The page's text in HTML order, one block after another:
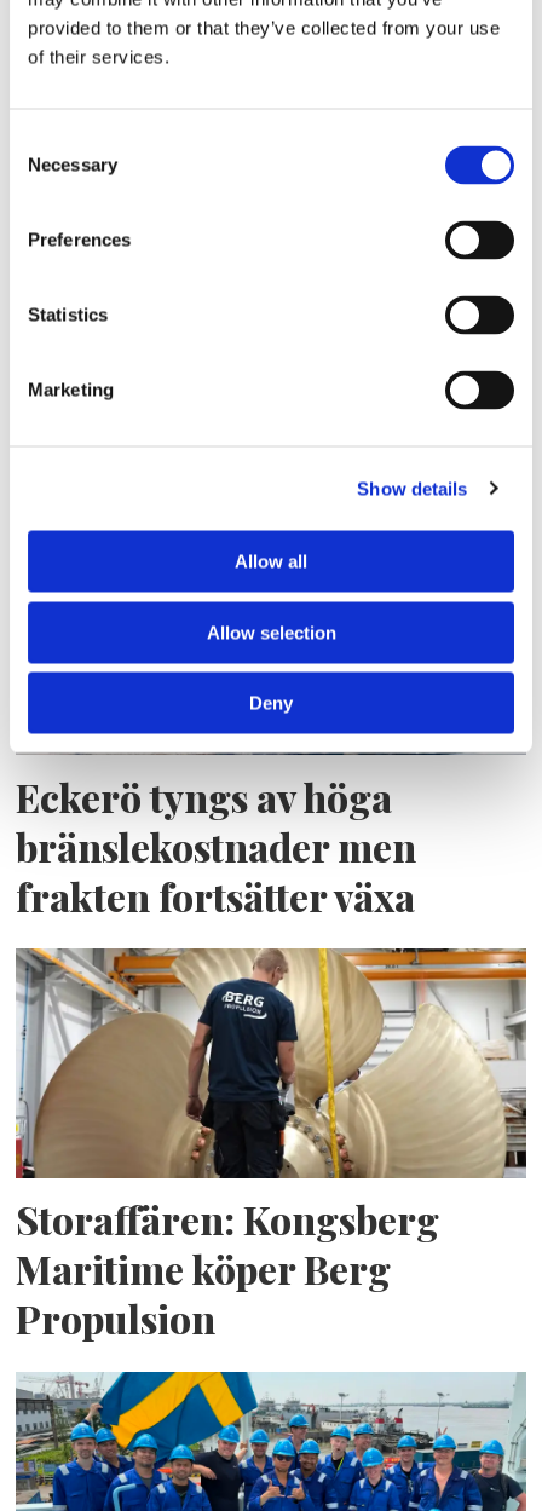
provided to them or that they’ve collected from your use
of their services.
Selection
Necessary
Preferences
Statistics
Marketing
Show details
Allow all
Allow selection
Deny
Finnlines ökar vinsten trots
Tallink lyfter halvåret trots
pressade kostnader
Eckerö tyngs av höga
bränslekostnader men
frakten fortsätter växa
Storaffären: Kongsberg
Maritime köper Berg
Propulsion